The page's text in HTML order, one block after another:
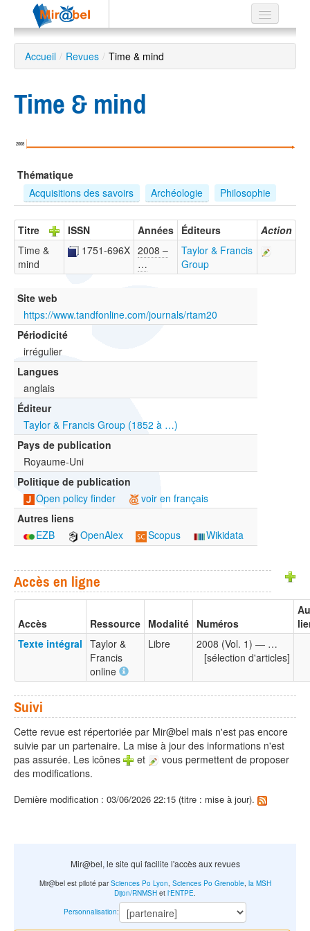
Le réseau
Soutien
Recherche
avancée
EN
ES
?
Accueil / Revues / Time & mind
Time & mind
2008
Thématique
Acquisitions des savoirs
Archéologie Philosophie
Titre ISSN Années Éditeurs
Action
Time &
mind
1751-696X 2008 –
…
Taylor & Francis
Group
Site web
https://www.tandfonline.com/journals/rtam20
Périodicité
irrégulier
Langues
anglais
Éditeur
Taylor & Francis Group (1852 à …)
Pays de publication
Royaume-Uni
Politique de publication
Open policy finder
voir en français
Autres liens
EZB
OpenAlex Scopus Wikidata
Accès en ligne
Accès Ressource Modalité Numéros
Texte intégral Taylor &
Francis
online
Libre
2008 (Vol. 1) — …
[sélection d'articles]
Suivi
Cette revue est répertoriée par Mir@bel mais n'est pas encore
suivie par un partenaire. La mise à jour des informations n'est
pas assurée. Les icônes
et
vous permettent de proposer
des modifications.
Dernière modification : 03/06/2026 22:15 (titre : mise à jour).
Mir@bel, le site qui facilite l'accès aux revues
Mir@bel est piloté parSciences Po Lyon, Sciences Po Grenoble, la MSH
Dijon/RNMSH et l'ENTPE.
Personnalisation: